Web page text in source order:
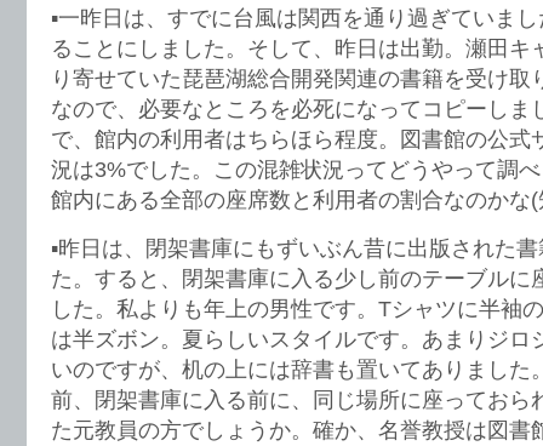
▪️一昨日は、すでに台風は関西を通り過ぎていま
ることにしました。そして、昨日は出勤。瀬田キ
り寄せていた琵琶湖総合開発関連の書籍を受け取
なので、必要なところを必死になってコピーしま
で、館内の利用者はちらほら程度。図書館の公式
況は3%でした。この混雑状況ってどうやって調
館内にある全部の座席数と利用者の割合なのか
▪️昨日は、閉架書庫にもずいぶん昔に出版された
た。すると、閉架書庫に入る少し前のテーブルに
した。私よりも年上の男性です。Tシャツに半袖
は半ズボン。夏らしいスタイルです。あまりジロ
いのですが、机の上には辞書も置いてありました
前、閉架書庫に入る前に、同じ場所に座っておら
た元教員の方でしょうか。確か、名誉教授は図書